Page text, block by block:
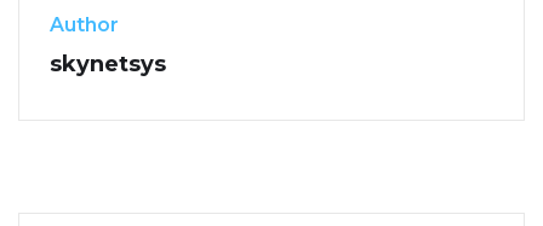
Author
skynetsys